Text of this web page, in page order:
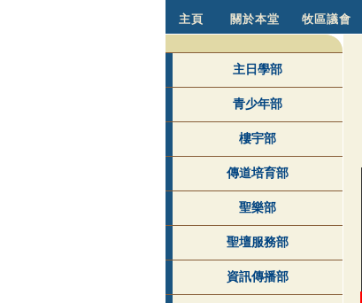
主頁 關於本堂 牧區議會
主日學部
青少年部
樓宇部
傳道培育部
聖樂部
聖壇服務部
資訊傳播部